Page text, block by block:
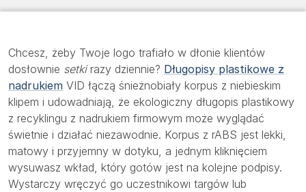
Chcesz, żeby Twoje logo trafiało w dłonie klientów
dosłownie setkirazy dziennie? Długopisy plastikowe z
nadrukiem VID łączą śnieżnobiały korpus z niebieskim
klipem i udowadniają, że ekologiczny długopis plastikowy
z recyklingu z nadrukiem firmowym może wyglądać
świetnie i działać niezawodnie. Korpus z rABS jest lekki,
matowy i przyjemny w dotyku, a jednym kliknięciem
wysuwasz wkład, który gotów jest na kolejne podpisy.
Wystarczy wręczyć go uczestnikowi targów lub